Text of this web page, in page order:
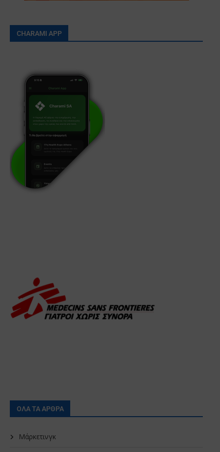
CHARAMI APP
ΟΛΑ ΤΑ ΑΡΘΡΑ
Μάρκετινγκ